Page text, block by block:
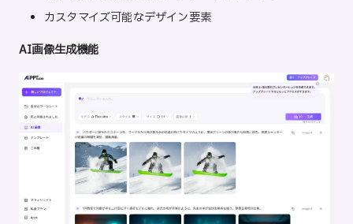
カスタマイズ可能なデザイン要素
AI画像生成機能